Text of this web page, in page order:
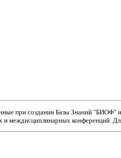
при создании Базы Знаний
и междисциплинарных конференций.